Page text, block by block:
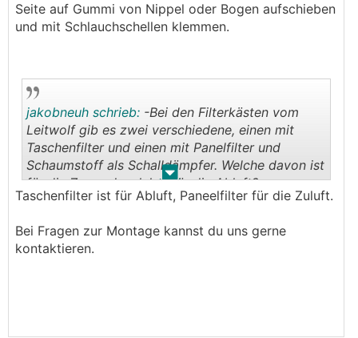
Seite auf Gummi von Nippel oder Bogen aufschieben
und mit Schlauchschellen klemmen.
. .
jakobneuh schrieb: -Bei den Filterkästen vom
Leitwolf gib es zwei verschiedene, einen mit
Taschenfilter und einen mit Panelfilter und
Schaumstoff als Schalldämpfer. Welche davon ist
für die Zu- und welcher für die Abluft?
Taschenfilter ist für Abluft, Paneelfilter für die Zuluft.
Bei Fragen zur Montage kannst du uns gerne
kontaktieren.